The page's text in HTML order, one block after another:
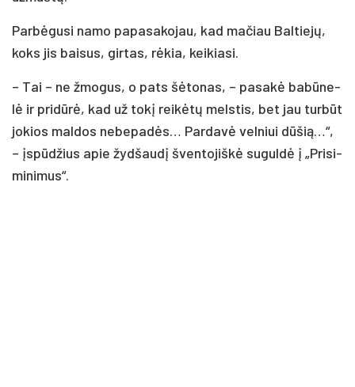
Par­bė­gu­si na­mo pa­pa­sa­ko­jau, kad ma­čiau Bal­tie­jų,
koks jis bai­sus, gir­tas, rė­kia, kei­kia­si.
– Tai – ne žmo­gus, o pa­ts šė­to­nas, – pa­sa­kė ba­bū­ne­
lė ir pri­dū­rė, kad už to­kį rei­kė­tų mels­tis, bet jau tur­būt
jo­kios mal­dos ne­be­pa­dės… Par­da­vė vel­niui dū­šią…“,
– įspū­džius apie žyd­šau­dį šven­to­jiš­kė su­gul­dė į „Pri­si­
mi­ni­mus“.